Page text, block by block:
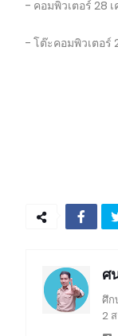
- คอมพิวเตอร์ 28 เ
- โต๊ะคอมพิวเตอร์
ศ
ศึก
2